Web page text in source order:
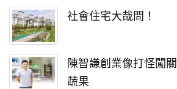
社會住宅大哉問！
陳智謙創業像打怪闖
蔬果